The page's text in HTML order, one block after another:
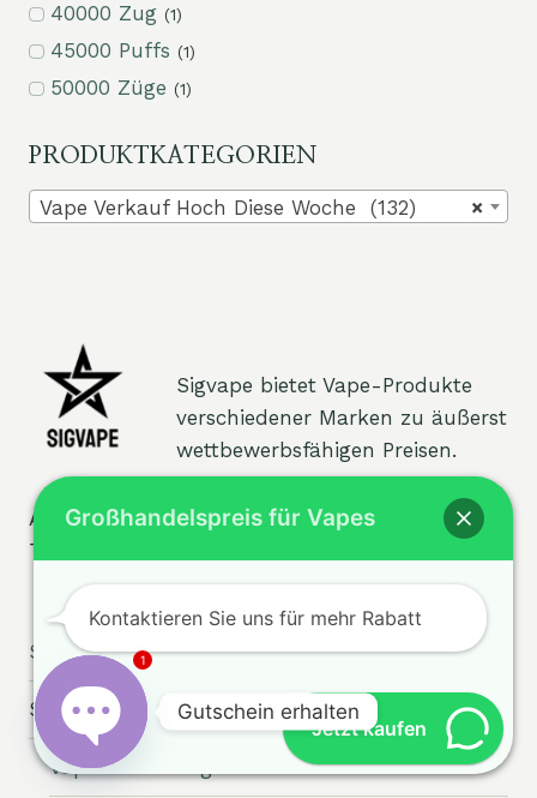
40000 Zug (1)
45000 Puffs (1)
50000 Züge (1)
PRODUKTKATEGORIEN
×
Vape Verkauf Hoch Diese Woche (132)
Sigvape bietet Vape-Produkte
verschiedener Marken zu äußerst
wettbewerbsfähigen Preisen.
Adresse: 13. Etage, Wissenschafts- und
Technologie-Innovationspark, Shenzhen, China
Startseite
Shoppen
Vape Sonderangebot diese Woche
Jetzt kaufen
Großhandelspreis für Vapes
Kontaktieren Sie uns für mehr Rabatt
Gutschein erhalten
Chaty
1